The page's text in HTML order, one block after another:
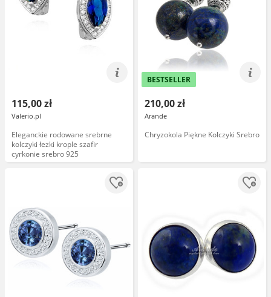
115,00 zł
Valerio.pl
Eleganckie rodowane srebrne
kolczyki łezki krople szafir
cyrkonie srebro 925
BESTSELLER
210,00 zł
Arande
Chryzokola Piękne Kolczyki Srebro